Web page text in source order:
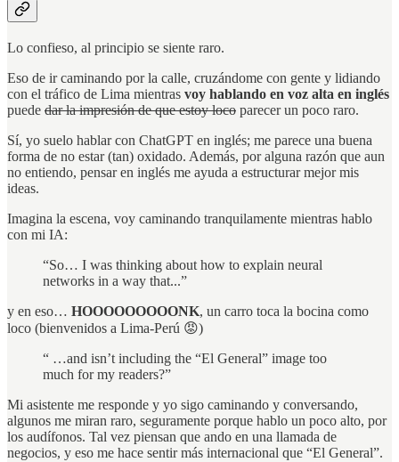
Lo confieso, al principio se siente raro.
Eso de ir caminando por la calle, cruzándome con gente y lidiando
con el tráfico de Lima mientras voy hablando en voz alta en inglés
puede dar la impresión de que estoy loco parecer un poco raro.
Sí, yo suelo hablar con ChatGPT en inglés; me parece una buena
forma de no estar (tan) oxidado. Además, por alguna razón que aun
no entiendo, pensar en inglés me ayuda a estructurar mejor mis
ideas.
Imagina la escena, voy caminando tranquilamente mientras hablo
con mi IA:
“So… I was thinking about how to explain neural
networks in a way that...”
y en eso… HOOOOOOOOONK, un carro toca la bocina como
loco (bienvenidos a Lima-Perú 😡)
“ …and isn’t including the “El General” image too
much for my readers?”
Mi asistente me responde y yo sigo caminando y conversando,
algunos me miran raro, seguramente porque hablo un poco alto, por
los audífonos. Tal vez piensan que ando en una llamada de
negocios, y eso me hace sentir más internacional que “El General”.